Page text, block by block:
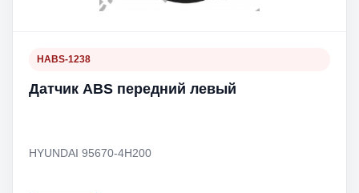
HABS-1238
Датчик ABS передний левый
HYUNDAI 95670-4H200